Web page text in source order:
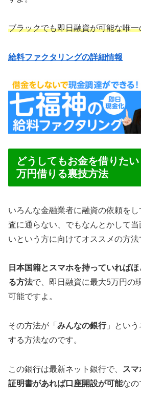
ブラックでも即日融資が可能な唯一
給料ファクタリングの詳細情報
どうしてもお金を借りた
万円借りる裏技方法
いろんな金融業者に融資の依頼を
査に通らない、でもなんとかして
いという方に向けてオススメの方法
日本国籍とスマホを持っていれば
る方法で、即日融資に最大5万円の
可能ですよ。
その方法が「 みんなの銀行」という
する方法なのです。
この銀行は最新ネット銀行で、
ス
証明書があれば口座開設が可能なの